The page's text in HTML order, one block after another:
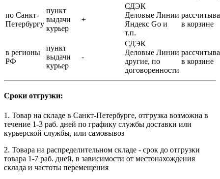
по Санкт-
Петербургу
пункт
выдачи
курьер
+
СДЭК
Деловые Линии
Яндекс Go и
т.п.
в корзине
в регионы
РФ
пункт
выдачи
курьер
-
СДЭК
Деловые Линии
другие, по
договоренности
в корзине
Сроки отгрузки:
1. Товар на складе в Санкт-Петербурге, отгрузка возможна в
течение 1-3 раб. дней по графику службы доставки или
курьерской службы, или самовывоз
2. Товара на распределительном складе - срок до отгрузки
товара 1-7 раб. дней, в зависимости от местонахождения
склада и частоты перемещения